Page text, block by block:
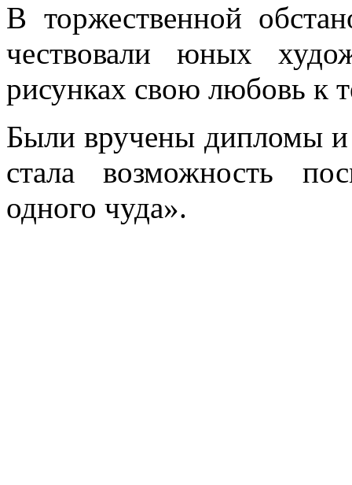
В торжественной
чествовали юных
рисунках свою любовь к
Были вручены дипломы и
стала возможность
одного чуда».